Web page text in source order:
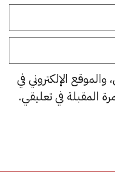
الإلكتروني في
المقبلة في تعليقي.